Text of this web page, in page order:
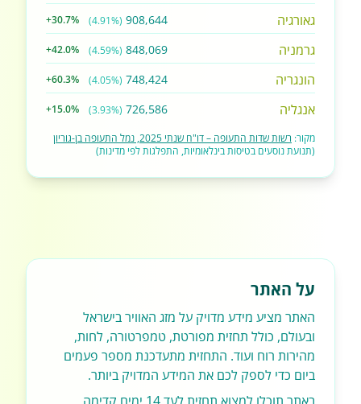
גאורגיה 908,644
(4.91%)
+30.7%
גרמניה 848,069
(4.59%)
+42.0%
הונגריה 748,424
(4.05%)
+60.3%
אנגליה 726,586
(3.93%)
+15.0%
מקור: רשות שדות התעופה – דו"ח שנתי 2025, נמל התעופה בן-גוריון
(תנועת נוסעים בטיסות בינלאומיות, התפלגות לפי מדינות)
על האתר
האתר מציע מידע מדויק על מזג האוויר בישראל
ובעולם, כולל תחזית מפורטת, טמפרטורה, לחות,
מהירות רוח ועוד. התחזית מתעדכנת מספר פעמים
ביום כדי לספק לכם את המידע המדויק ביותר.